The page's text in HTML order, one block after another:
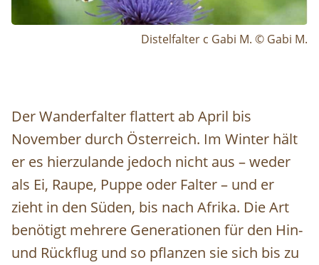
Distelfalter c Gabi M. © Gabi M.
Der Wanderfalter flattert ab April bis
November durch Österreich. Im Winter hält
er es hierzulande jedoch nicht aus – weder
als Ei, Raupe, Puppe oder Falter – und er
zieht in den Süden, bis nach Afrika. Die Art
benötigt mehrere Generationen für den Hin-
und Rückflug und so pflanzen sie sich bis zu